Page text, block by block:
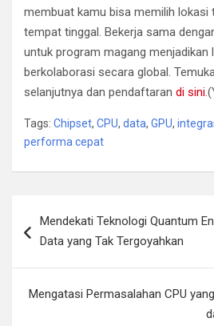
membuat kamu bisa memilih lokasi
tempat tinggal. Bekerja sama
untuk program magang menjadikan
berkolaborasi secara global.
selanjutnya dan pendaftaran di sini.
Tags: Chipset, CPU, data, GPU,
performa cepat
posMendekati Teknologi Quantum
Data yang Tak Tergoyahkan
Mengatasi Permasalahan CPU